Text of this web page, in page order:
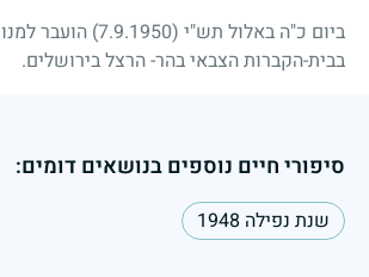
ביום כ"ה באלול תש"י (7.9.1950)
הועבר
בבית-הקברות הצבאי בהר- הרצל בירושלים.
סיפורי חיים נוספים בנושאים דומים:
שנת נפילה 1948